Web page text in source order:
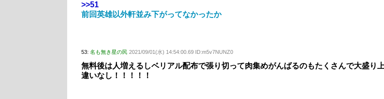
>>51
前回英雄以外軒並み下がってなかったか
53: 名も無き星の民 2021/09/01(水) 14:54:00.69 ID:m5v7NUNZ0
無料後は人増えるしベリアル配布で張り切って肉集めがんばるのもたくさんで大盛り
違いなし！！！！！